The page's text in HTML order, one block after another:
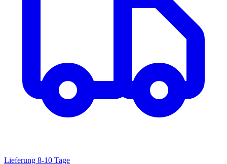
Lieferung 8-10 Tage